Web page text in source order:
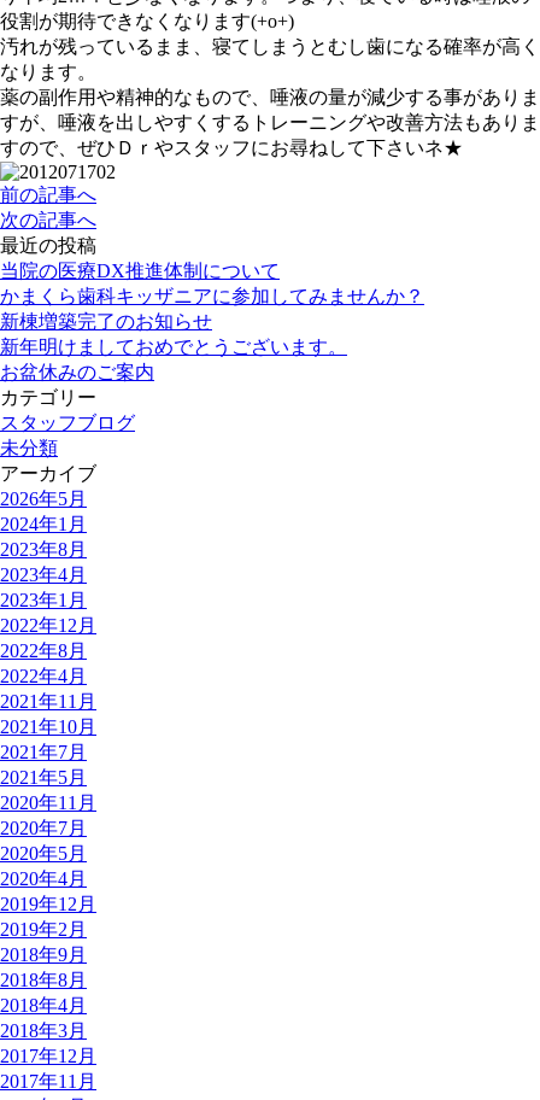
役割が期待できなくなります(+o+)
汚れが残っているまま、寝てしまうとむし歯になる確率が高く
なります。
薬の副作用や精神的なもので、唾液の量が減少する事がありま
すが、唾液を出しやすくするトレーニングや改善方法もありま
すので、ぜひＤｒやスタッフにお尋ねして下さいネ★
前の記事へ
次の記事へ
最近の投稿
当院の医療DX推進体制について
かまくら歯科キッザニアに参加してみませんか？
新棟増築完了のお知らせ
新年明けましておめでとうございます。
お盆休みのご案内
カテゴリー
スタッフブログ
未分類
アーカイブ
2026年5月
2024年1月
2023年8月
2023年4月
2023年1月
2022年12月
2022年8月
2022年4月
2021年11月
2021年10月
2021年7月
2021年5月
2020年11月
2020年7月
2020年5月
2020年4月
2019年12月
2019年2月
2018年9月
2018年8月
2018年4月
2018年3月
2017年12月
2017年11月